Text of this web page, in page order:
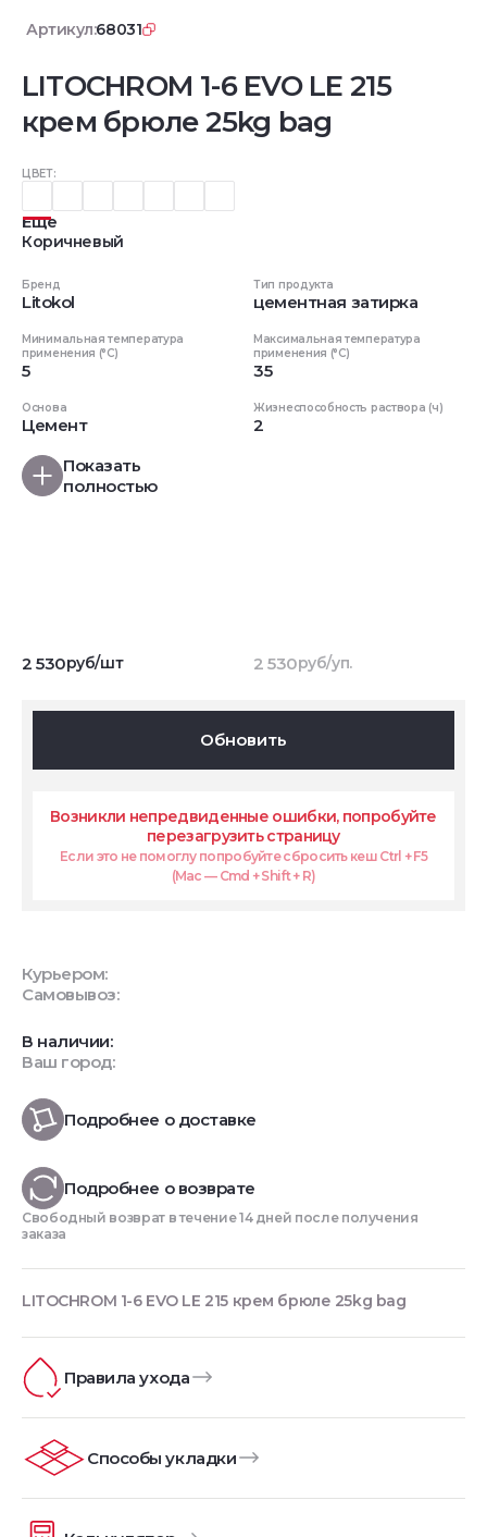
Артикул:68031
LITOCHROM 1-6 EVO LE 215
крем брюле 25kg bag
ЦВЕТ:
Еще
Коричневый
Бренд
Litokol
Тип продукта
цементная затирка
Минимальная температура
применения (°C)
5
Максимальная температура
применения (°C)
35
Основа
Цемент
Жизнеспособность раствора (ч)
2
Показать
полностью
2 530руб/шт 2 530руб/уп.
Обновить
Возникли непредвиденные ошибки, попробуйте
перезагрузить страницу
Если это не помоглу попробуйте сбросить кеш Ctrl + F5
(Mac — Cmd + Shift + R)
Курьером:
Самовывоз:
В наличии:
Ваш город:
Подробнее о доставке
Подробнее о возврате
Свободный возврат в течение 14 дней после получения
заказа
LITOCHROM 1-6 EVO LE 215 крем брюле 25kg bag
Правила ухода
Способы укладки